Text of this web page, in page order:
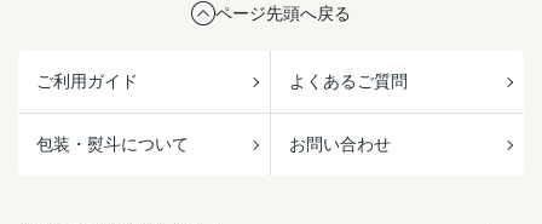
ページ先頭へ戻る
ご利用ガイド よくあるご質問
包装・熨斗について お問い合わせ